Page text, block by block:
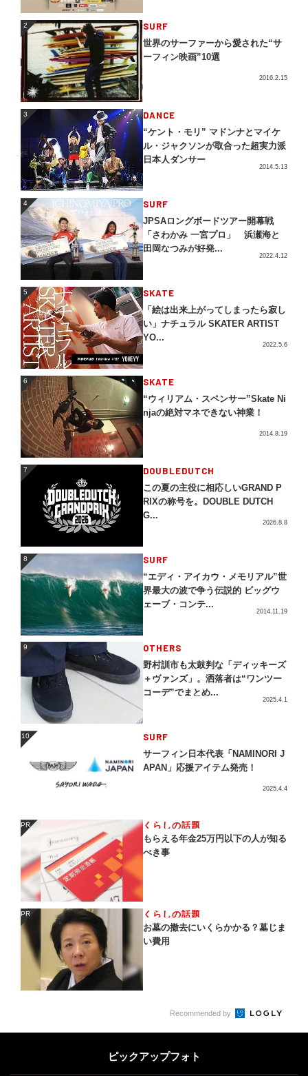
2 SURF
世界のサーファーから愛された“サ
ーフィン映画”10選
2016.2.15
3 DANCE
“ケント・モリ” マドンナとマイケ
ル・ジャクソンが取合った超実力派
日本人ダンサー
2014.5.13
4 SURF
JPSAロングボードツアー開幕戦
「さわかみ 一宮プロ」 浜瀬海と
田岡なつみが好発...
2022.4.12
5 SKATE
「絵は出来上がってしまったら寂し
い」ナチュラル SKATER ARTIST
YO...
2022.5.6
6 SKATE
“ウィリアム・スペンサー”Skate Ni
njaの絶対マネできない神業！
2014.8.19
7 DOUBLEDUTCH
この夏の主役に相応しいGRAND P
RIXの称号を。DOUBLE DUTCH
G...
2026.8.8
8 SURF
“エディ・アイカウ・メモリアル”世
界最大の波で争う伝説的 ビッグウ
ェーブ・コンテ...
2014.11.19
9 OTHERS
野村訓市も太鼓判な「ディッキーズ
＋ヴァンズ」。洒落者は“ワンツー
コーデ”でまとめ...
2025.4.1
10 SURF
サーフィン日本代表「NAMINORI J
APAN」応援アイテム発売！
2025.4.4
PR くらしの話題
もらえる年金25万円以下の人が知る
べき事
PR くらしの話題
お墓の撤去にいくらかかる？墓じま
い費用
Recommended by
ピックアップフォト